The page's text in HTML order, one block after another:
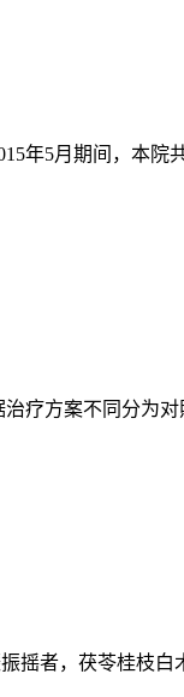
年5月期间，本
疗方案不同分为
摇者，茯苓桂枝